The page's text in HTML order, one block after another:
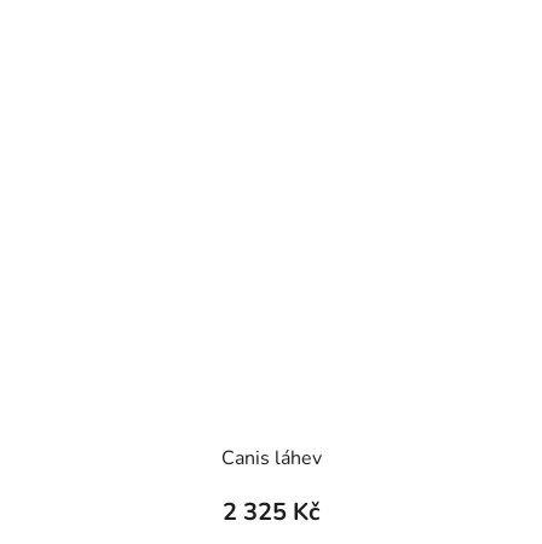
Canis láhev
2 325 Kč